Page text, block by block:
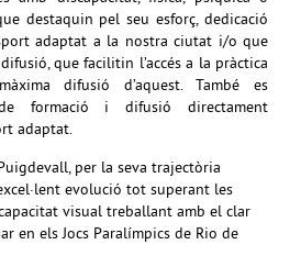
destaquin pel seu esforç, dedicació
adaptat a la nostra ciutat i/o que
que facilitin l’accés a la pràctica
difusió d’aquest. També es
formació i difusió directament
adaptat.
per la seva trajectòria
evolució tot superant les
visual treballant amb el clar
en els Jocs Paralímpics de Rio de